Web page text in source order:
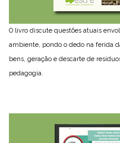
O livro discute questões atuais
ambiente, pondo o dedo na ferida
bens, geração e descarte de
pedagogia.